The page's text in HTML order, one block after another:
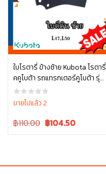
ใบโรตารี่ ข้างซ้าย Kubota โรตารี่
คคูโบต้า รถแทรกเตอร์คูโบต้า รุ่น
L4708 L5018 W9518-54061
ขายไปแล้ว 2
Original
฿110.00 Current
฿104.50
หยิบใส่ตะกร้า